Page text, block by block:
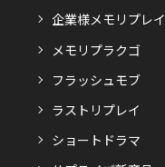
企業様メモリプレイ
メモリプラクゴ
フラッシュモブ
ラストリプレイ
ショートドラマ